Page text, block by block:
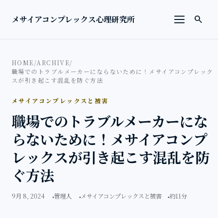
メサイアコンプレックス心理研究所
メニュー
検索を
search
HOME/ARCHIVE/
職場でのトラブルメーカーにならないために！メサイアコンプレック
スが引き起こす混乱を防ぐ方法
メサイアコンプレックスと被害
職場でのトラブルメーカーにな
らないために！メサイアコンプ
レックスが引き起こす混乱を防
ぐ方法
9月 8, 2024 管理人 メサイアコンプレックスと被害 約11分